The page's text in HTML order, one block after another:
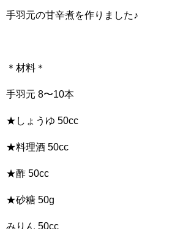
手羽元の甘辛煮を作りました♪
＊材料＊
手羽元 8〜10本
★しょうゆ 50cc
★料理酒 50cc
★酢 50cc
★砂糖 50g
みりん 50cc